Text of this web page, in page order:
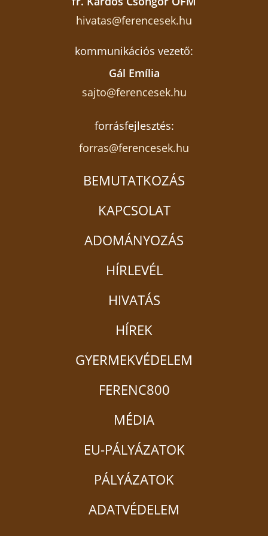
hivatas@ferencesek.hu
kommunikációs vezető:
Gál Emília
sajto@ferencesek.hu
forrásfejlesztés:
forras@ferencesek.hu
BEMUTATKOZÁS
KAPCSOLAT
ADOMÁNYOZÁS
HÍRLEVÉL
HIVATÁS
HÍREK
GYERMEKVÉDELEM
FERENC800
MÉDIA
EU-PÁLYÁZATOK
PÁLYÁZATOK
ADATVÉDELEM